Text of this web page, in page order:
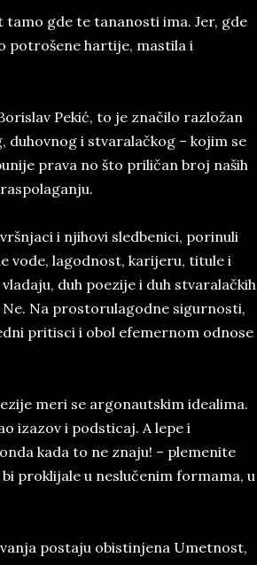
gde te tananosti ima. Jer, gde
potrošene hartije, mastila i
Pekić, to je značilo razložan
duhovnog i stvaralačkog – kojim se
prava no što priličan broj naših
i njihovi sledbenici, porinuli
vode, lagodnost, karijeru, titule i
duh poezije i duh stvaralačkih
Na prostorulagodne sigurnosti,
pritisci i obol efemernom odnose
meri se argonautskim idealima.
izazov i podsticaj. A lepe i
kada to ne znaju! – plemenite
proklijale u neslučenim formama, u
postaju obistinjena Umetnost,